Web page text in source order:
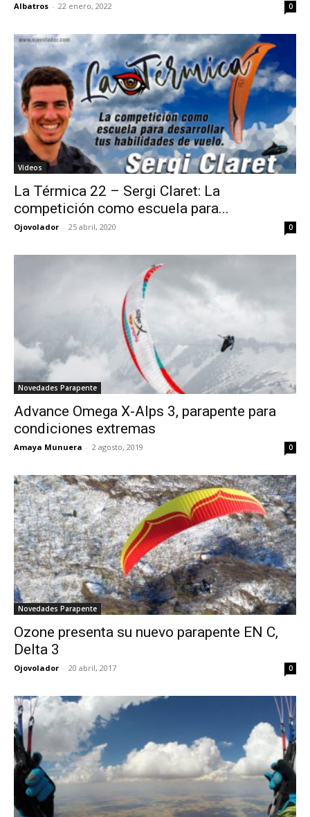
Albatros - 22 enero, 2022 0
Vídeos
La Térmica 22 – Sergi Claret: La
competición como escuela para...
Ojovolador - 25 abril, 2020 0
Novedades Parapente
Advance Omega X-Alps 3, parapente para
condiciones extremas
Amaya Munuera - 2 agosto, 2019 0
Novedades Parapente
Ozone presenta su nuevo parapente EN C,
Delta 3
Ojovolador - 20 abril, 2017 0